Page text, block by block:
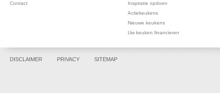
Contact
Inspiratie opdoen
Actiekeukens
Nieuwe keukens
Uw keuken financieren
DISCLAIMER PRIVACY SITEMAP